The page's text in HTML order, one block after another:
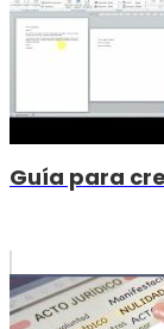
Guía para